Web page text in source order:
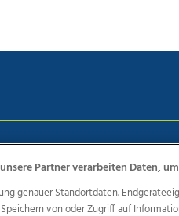
Partner verarbeiten Daten,
genauer Standortdaten.
von oder Zugriff auf